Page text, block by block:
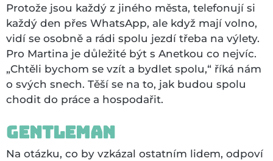
Protože jsou každý z jiného města, telefonují si
každý den přes WhatsApp, ale když mají volno,
vidí se osobně a rádi spolu jezdí třeba na výlety.
Pro Martina je důležité být s Anetkou co nejvíc.
„Chtěli bychom se vzít a bydlet spolu,“ říká nám
o svých snech. Těší se na to, jak budou spolu
chodit do práce a hospodařit.
Gentleman
Na otázku, co by vzkázal ostatním lidem, odpoví